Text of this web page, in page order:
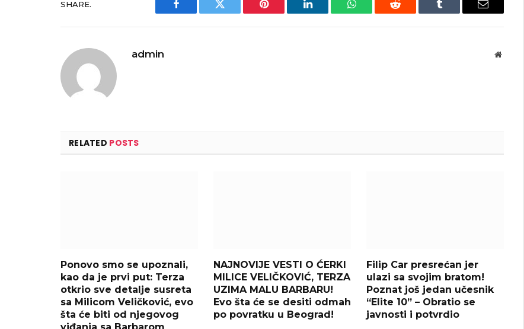
SHARE.
Facebook Twitter Pinterest LinkedIn WhatsAppReddit Tumblr Email
admin Website
RELATED POSTS
Ponovo smo se upoznali,
kao da je prvi put: Terza
otkrio sve detalje susreta
sa Milicom Veličković, evo
šta će biti od njegovog
viđanja sa Barbarom
NAJNOVIJE VESTI O ĆERKI
MILICE VELIČKOVIĆ, TERZA
UZIMA MALU BARBARU!
Evo šta će se desiti odmah
po povratku u Beograd!
Filip Car presrećan jer
ulazi sa svojim bratom!
Poznat još jedan učesnik
“Elite 10” – Obratio se
javnosti i potvrdio